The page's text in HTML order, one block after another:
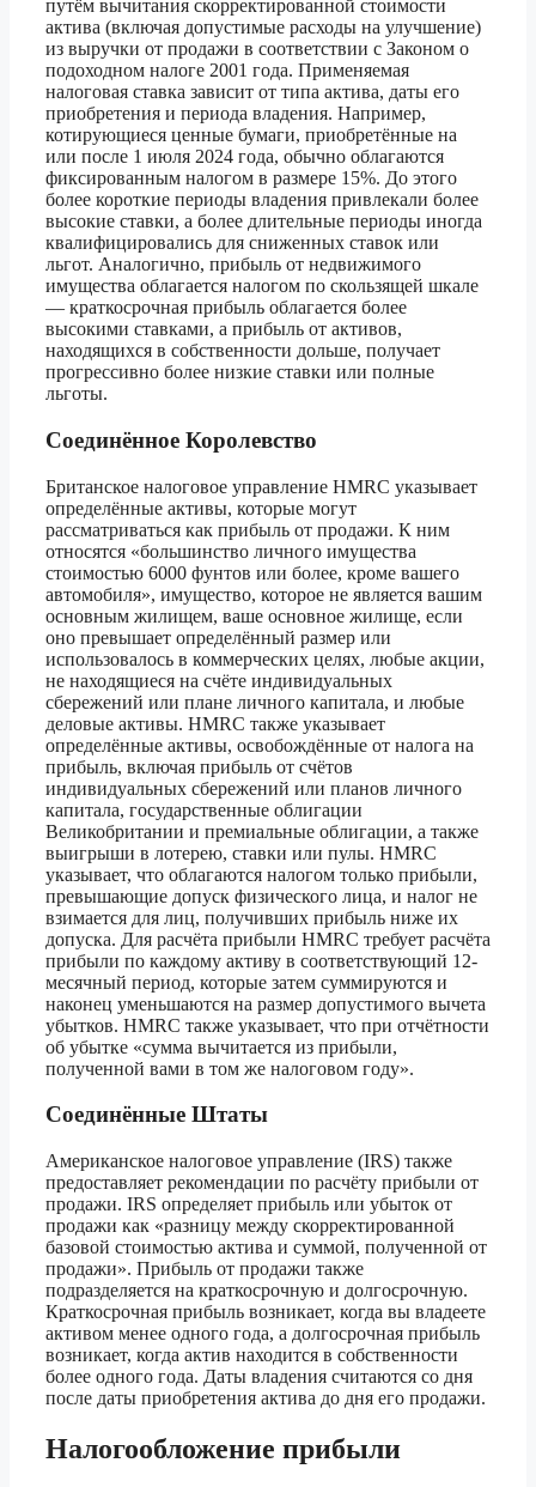
путём вычитания скорректированной стоимости
актива (включая допустимые расходы на улучшение)
из выручки от продажи в соответствии с Законом о
подоходном налоге 2001 года. Применяемая
налоговая ставка зависит от типа актива, даты его
приобретения и периода владения. Например,
котирующиеся ценные бумаги, приобретённые на
или после 1 июля 2024 года, обычно облагаются
фиксированным налогом в размере 15%. До этого
более короткие периоды владения привлекали более
высокие ставки, а более длительные периоды иногда
квалифицировались для сниженных ставок или
льгот. Аналогично, прибыль от недвижимого
имущества облагается налогом по скользящей шкале
— краткосрочная прибыль облагается более
высокими ставками, а прибыль от активов,
находящихся в собственности дольше, получает
прогрессивно более низкие ставки или полные
льготы.
Соединённое Королевство
Британское налоговое управление HMRC указывает
определённые активы, которые могут
рассматриваться как прибыль от продажи. К ним
относятся «большинство личного имущества
стоимостью 6000 фунтов или более, кроме вашего
автомобиля», имущество, которое не является вашим
основным жилищем, ваше основное жилище, если
оно превышает определённый размер или
использовалось в коммерческих целях, любые акции,
не находящиеся на счёте индивидуальных
сбережений или плане личного капитала, и любые
деловые активы. HMRC также указывает
определённые активы, освобождённые от налога на
прибыль, включая прибыль от счётов
индивидуальных сбережений или планов личного
капитала, государственные облигации
Великобритании и премиальные облигации, а также
выигрыши в лотерею, ставки или пулы. HMRC
указывает, что облагаются налогом только прибыли,
превышающие допуск физического лица, и налог не
взимается для лиц, получивших прибыль ниже их
допуска. Для расчёта прибыли HMRC требует расчёта
прибыли по каждому активу в соответствующий 12-
месячный период, которые затем суммируются и
наконец уменьшаются на размер допустимого вычета
убытков. HMRC также указывает, что при отчётности
об убытке «сумма вычитается из прибыли,
полученной вами в том же налоговом году».
Соединённые Штаты
Американское налоговое управление (IRS) также
предоставляет рекомендации по расчёту прибыли от
продажи. IRS определяет прибыль или убыток от
продажи как «разницу между скорректированной
базовой стоимостью актива и суммой, полученной от
продажи». Прибыль от продажи также
подразделяется на краткосрочную и долгосрочную.
Краткосрочная прибыль возникает, когда вы владеете
активом менее одного года, а долгосрочная прибыль
возникает, когда актив находится в собственности
более одного года. Даты владения считаются со дня
после даты приобретения актива до дня его продажи.
Налогообложение прибыли